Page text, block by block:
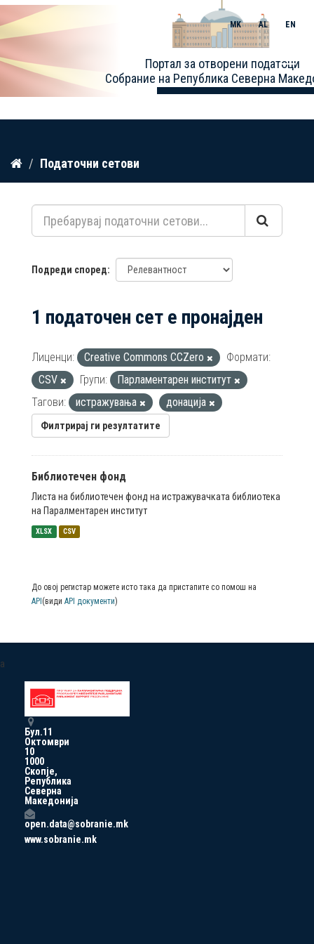
Прескокнете
содржина
Портал за отворени податоци
Собрание на Република Северна
MK AL EN
Toggle
Податочни сетови
Подреди според
1 податочен сет е пронајден
Лиценци: Creative Commons CCZero
Формати:
CSV
Групи:
Парламентарен институт
Тагови:
истражувања донација
Филтрирај ги резултатите
Библиотечен фонд
Листа на библиотечен фонд на истражувачката библиотека
на Паралментарен институт
XLSX CSV
До овој регистар можете исто така да пристапите со помош на
API (види API документи)
a
Бул.11
Октомври
10
1000
Скопје,
Република
Северна
Македонија
open.data@sobranie.mk
www.sobranie.mk